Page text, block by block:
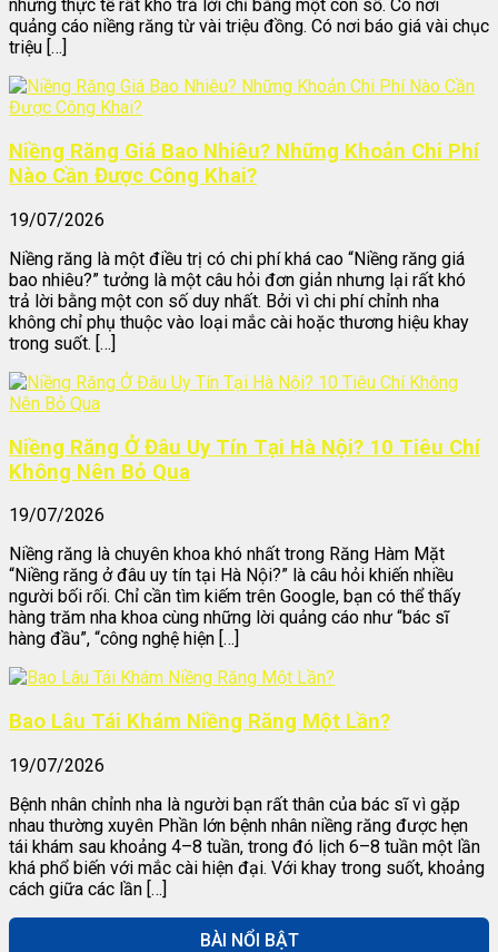
nhưng thực tế rất khó trả lời chỉ bằng một con số. Có nơi
quảng cáo niềng răng từ vài triệu đồng. Có nơi báo giá vài chục
triệu […]
Niềng Răng Giá Bao Nhiêu? Những Khoản Chi Phí
Nào Cần Được Công Khai?
19/07/2026
Niềng răng là một điều trị có chi phí khá cao “Niềng răng giá
bao nhiêu?” tưởng là một câu hỏi đơn giản nhưng lại rất khó
trả lời bằng một con số duy nhất. Bởi vì chi phí chỉnh nha
không chỉ phụ thuộc vào loại mắc cài hoặc thương hiệu khay
trong suốt. […]
Niềng Răng Ở Đâu Uy Tín Tại Hà Nội? 10 Tiêu Chí
Không Nên Bỏ Qua
19/07/2026
Niềng răng là chuyên khoa khó nhất trong Răng Hàm Mặt
“Niềng răng ở đâu uy tín tại Hà Nội?” là câu hỏi khiến nhiều
người bối rối. Chỉ cần tìm kiếm trên Google, bạn có thể thấy
hàng trăm nha khoa cùng những lời quảng cáo như “bác sĩ
hàng đầu”, “công nghệ hiện […]
Bao Lâu Tái Khám Niềng Răng Một Lần?
19/07/2026
Bệnh nhân chỉnh nha là người bạn rất thân của bác sĩ vì gặp
nhau thường xuyên Phần lớn bệnh nhân niềng răng được hẹn
tái khám sau khoảng 4–8 tuần, trong đó lịch 6–8 tuần một lần
khá phổ biến với mắc cài hiện đại. Với khay trong suốt, khoảng
cách giữa các lần […]
BÀI NỔI BẬT